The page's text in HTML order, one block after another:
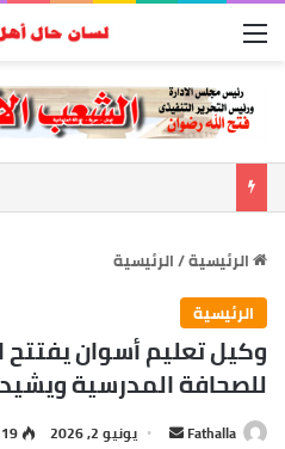
الرئيسية/الرئيسية
الرئيسية
وكيل تعليم أسوان
للصحافة المدرسية ويشيد
Fathalla يونيو 2, 2026 19